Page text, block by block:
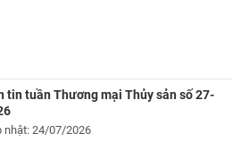
tin tuần Thương mại Thủy sản số 27-
nhật: 24/07/2026